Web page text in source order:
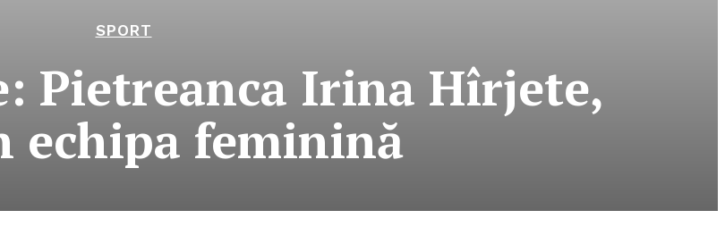
SPORT
Pietreanca Irina Hîrjete,
echipa feminină